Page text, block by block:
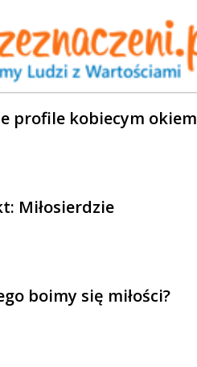
profile kobiecym okiem
Miłosierdzie
boimy się miłości?